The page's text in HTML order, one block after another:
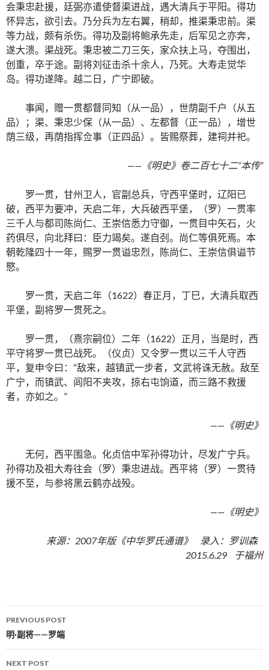
会秉忠赴援，廷弼亦遣使督渠进战，遇大清兵于平阳。得功
怀异志，欲引去。乃分兵为左右翼，稍却，推渠秉忠前。渠
等力战，颇有杀伤。得功及副将鲍承先走，后军见之亦奔，
遂大溃。渠战死。秉忠被二刀三矢，家众扶上马，夺围出，
创重，卒于途。副将刘征击杀十余人，乃死。大寿走觉华
岛。得功遂降。越二日，广宁即破。
事闻，赠一贯都督同知（从一品），世荫副千户（从五
品）；渠、秉忠少保（从一品）、左都督（正一品），增世
荫三级，再荫指挥佥事（正四品）。皆赐祭葬，建祠并祀。
——《明史》卷二百七十二“本传”
罗一贯，甘州卫人，官副总兵，守西平堡时，辽阳已
破，西平为要冲，天启二年，大兵破西平堡，（罗）一贯率
三千人与都司陈尚仁、王崇信悉力守御，一贯目中矢石，火
药俱尽，向北拜曰：臣力竭矣。遂自刭。尚仁等俱死焉。本
朝乾隆四十一年，赐罗一贯谥忠烈，陈尚仁、王崇信俱谥节
愍。
罗一贯，天启二年（1622）春正月，丁巳，大清兵取西
平堡，副将罗一贯死之。
罗一贯，（熹宗嗣位）二年（1622）正月，当是时，西
平守将罗一贯已战死。（仪贞）又令罗一贯以三千人守西
平，复申令曰：“敌来，越镇武一步者，文武将诛无赦。敌至
广宁，而镇武、闾阳不夹攻，掠右屯饷道，而三路不救援
者，亦如之。”
——《明史》
无何，西平围急。化贞信中军孙得功计，尽发广宁兵。
孙得功及祖大寿往会（罗）秉忠进战。西平将（罗）一贯待
援不至，与参将黑云鹤亦战殁。
——《明史》
来源：2007年版《中华罗氏通谱》 录入：罗训森
2015.6.29 于福州
Post navigation
PREVIOUS POST
明·副将——罗端
NEXT POST